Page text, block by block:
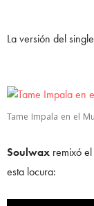
La versión del
Tame Impala en el
Soulwax remixó
esta locura: